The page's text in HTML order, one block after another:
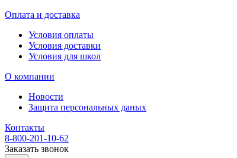
Оплата и доставка
Условия оплаты
Условия доставки
Условия для школ
О компании
Новости
Защита персональных даных
Контакты
8-800-201-10-62
Заказать звонок